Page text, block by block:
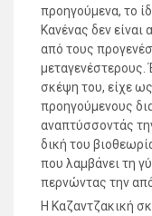
προηγούμενα, το
Κανένας δεν
από τους
μεταγενέστερους.
σκέψη του, είχε
προηγούμενους
αναπτύσσοντάς
δική του
που λαμβάνει τη
περνώντας την
Η Καζαντζακική